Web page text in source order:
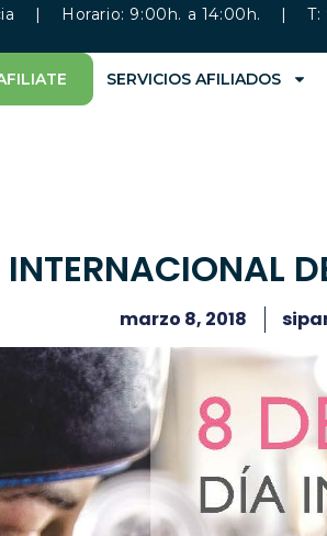
| Horario: 9:00h. a 14:00h. | T:
SERVICIOS AFILIADOS
marzo 8, 2018